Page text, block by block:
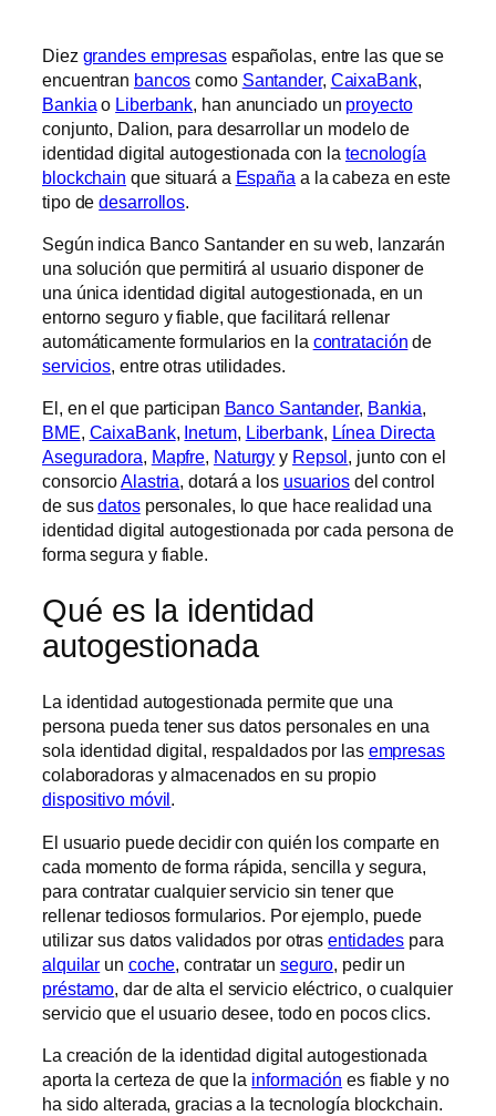
Diez grandes empresasespañolas, entre las que se
encuentran bancos como Santander, CaixaBank,
Bankia o Liberbank, han anunciado un proyecto
conjunto, Dalion, para desarrollar un modelo de
identidad digital autogestionada con la tecnología
blockchain que situará a España a la cabeza en este
tipo dedesarrollos.
Según indica Banco Santander en su web, lanzarán
una solución que permitirá al usuario disponer de
una única identidad digital autogestionada, en un
entorno seguro y fiable, que facilitará rellenar
automáticamente formularios en la contratación de
servicios, entre otras utilidades.
El, en el que participan Banco Santander, Bankia,
BME, CaixaBank, Inetum, Liberbank, Línea Directa
Aseguradora, Mapfre, Naturgy y Repsol, junto con el
consorcioAlastria, dotará a los usuariosdel control
de susdatospersonales, lo que hace realidad una
identidad digital autogestionada por cada persona de
forma segura y fiable.
Qué es la identidad
autogestionada
La identidad autogestionada permite que una
persona pueda tener sus datos personales en una
sola identidad digital, respaldados por las empresas
colaboradoras y almacenados en su propio
dispositivo móvil .
El usuario puede decidir con quién los comparte en
cada momento de forma rápida, sencilla y segura,
para contratar cualquier servicio sin tener que
rellenar tediosos formularios. Por ejemplo, puede
utilizar sus datos validados por otrasentidades para
alquilar un coche, contratar un seguro, pedir un
préstamo, dar de alta el servicio eléctrico, o cualquier
servicio que el usuario desee, todo en pocos clics.
La creación de la identidad digital autogestionada
aporta la certeza de que la información es fiable y no
ha sido alterada, gracias a la tecnología blockchain.